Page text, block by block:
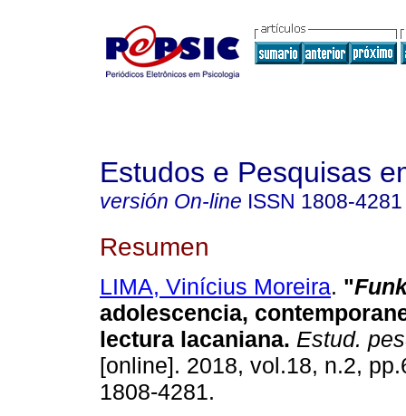
Estudos e Pesquisas
versión On-line ISSN 1808-4281
Resumen
LIMA, Vinícius Moreira. "
adolescencia,
lectura lacaniana. Estud.
[online]. 2018, vol.18, n.2,
1808-4281.